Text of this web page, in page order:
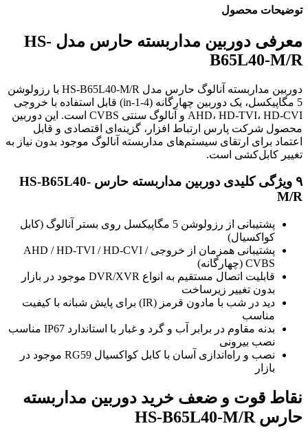
توضیحات محصول
معرفی دوربین مداربسته حارس مدل HS-
B65L40-M/R
دوربین مداربسته آنالوگ حارس مدل HS-B65L40-M/R با رزولوشن
5 مگاپیکسل، یک دوربین چهارگانه (4-in-1) قابل استفاده با خروجی
AHD، HD-TVI، HD-CVI و آنالوگ سنتی CVBS است. این دوربین
محصول شرکت پارس ارتباط افزار، گزینه‌ای اقتصادی و قابل
اعتماد برای ارتقای سیستم‌های مداربسته آنالوگ موجود بدون نیاز به
تغییر کابل‌کشی است.
۹ ویژگی کلیدی دوربین مداربسته حارس HS-B65L40-
M/R
پشتیبانی از رزولوشن 5 مگاپیکسل روی بستر آنالوگ (کابل
کواکسیال)
پشتیبانی همزمان از خروجی AHD / HD-TVI / HD-CVI /
CVBS (چهارگانه)
قابلیت اتصال مستقیم به انواع DVR/XVR موجود در بازار
بدون تغییر زیرساخت
دید در شب با مادون قرمز (IR) برای پایش شبانه با کیفیت
مناسب
بدنه مقاوم در برابر آب و گرد و غبار با استاندارد IP67 مناسب
نصب بیرونی
نصب و راه‌اندازی آسان با کابل کواکسیال RG59 موجود در
بازار
نقاط قوت و ضعف خرید دوربین مداربسته
حارس HS-B65L40-M/R